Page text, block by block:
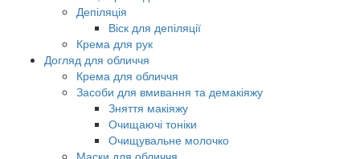
Депіляція
Віск для депіляції
Крема для рук
Догляд для обличчя
Крема для обличчя
Засоби для вмивання та демакіяжу
Зняття макіяжу
Очищаючі тоніки
Очищувальне молочко
Маски для обличчя